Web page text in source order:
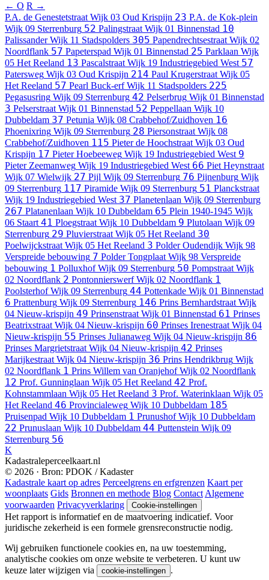
← O R →
P.A. de Genestetstraat Wijk 03 Oud Krispijn 23 P.A. de Kok-plein
Wijk 09 Sterrenburg 52 Palingstraat Wijk 01 Binnenstad 10
Palissander Wijk 11 Stadspolders 305 Papendrechtsestraat Wijk 02
Noordflank 57 Papeterspad Wijk 01 Binnenstad 25 Parklaan Wijk
05 Het Reeland 13 Pascalstraat Wijk 19 Industriegebied West 57
Patersweg Wijk 03 Oud Krispijn 214 Paul Krugerstraat Wijk 05
Het Reeland 57 Pearl Buck-erf Wijk 11 Stadspolders 225
Pegasusring Wijk 09 Sterrenburg 42 Pelserbrug Wijk 01 Binnenstad
3 Pelserstraat Wijk 01 Binnenstad 52 Peppellaan Wijk 10
Dubbeldam 37 Petunia Wijk 08 Crabbehof/Zuidhoven 16
Phoenixring Wijk 09 Sterrenburg 28 Piersonstraat Wijk 08
Crabbehof/Zuidhoven 115 Pieter de Hoochstraat Wijk 03 Oud
Krispijn 17 Pieter Hoebeeweg Wijk 19 Industriegebied West 9
Pieter Zeemanweg Wijk 19 Industriegebied West 66 Piet Heynstraat
Wijk 07 Wielwijk 27 Pijl Wijk 09 Sterrenburg 76 Pijnenburg Wijk
09 Sterrenburg 117 Piramide Wijk 09 Sterrenburg 51 Planckstraat
Wijk 19 Industriegebied West 37 Planetenlaan Wijk 09 Sterrenburg
267 Platanenlaan Wijk 10 Dubbeldam 65 Plein 1940-1945 Wijk
06 Staart 41 Ploegstraat Wijk 10 Dubbeldam 9 Plutolaan Wijk 09
Sterrenburg 29 Pluvierstraat Wijk 05 Het Reeland 30
Poelwijckstraat Wijk 05 Het Reeland 3 Polder Oudendijk Wijk 98
Verspreide bebouwing 7 Polder Tongplaat Wijk 98 Verspreide
bebouwing 1 Polluxhof Wijk 09 Sterrenburg 50 Pompstraat Wijk
02 Noordflank 2 Pontonnierswerf Wijk 02 Noordflank 1
Poolsterhof Wijk 09 Sterrenburg 44 Pottenkade Wijk 01 Binnenstad
6 Prattenburg Wijk 09 Sterrenburg 146 Prins Bernhardstraat Wijk
04 Nieuw-krispijn 49 Prinsenstraat Wijk 01 Binnenstad 61 Prinses
Beatrixstraat Wijk 04 Nieuw-krispijn 60 Prinses Irenestraat Wijk 04
Nieuw-krispijn 55 Prinses Julianaweg Wijk 04 Nieuw-krispijn 86
Prinses Margrietstraat Wijk 04 Nieuw-krispijn 42 Prinses
Marijkestraat Wijk 04 Nieuw-krispijn 36 Prins Hendrikbrug Wijk
02 Noordflank 1 Prins Willem van Oranjehof Wijk 02 Noordflank
12 Prof. Gunninglaan Wijk 05 Het Reeland 42 Prof.
Kohnstammlaan Wijk 05 Het Reeland 3 Prof. Waterinklaan Wijk 05
Het Reeland 46 Provincialeweg Wijk 10 Dubbeldam 185
Pruisenpad Wijk 10 Dubbeldam 1 Prunushof Wijk 10 Dubbeldam
22 Prunuslaan Wijk 10 Dubbeldam 44 Puttenstein Wijk 09
Sterrenburg 56
K
Kadastraleperceelkaart.nl
© 2026 · Bron: PDOK / Kadaster
Kadastrale kaart op adres Perceelgrens en erfgrenzen Kaart per
woonplaats Gids Bronnen en methode Blog ContactAlgemene
voorwaarden Privacyverklaring Cookie-instellingen
Het rapport is informatief en de maatvoering indicatief. Voor
juridische zekerheid is een formele grensreconstructie nodig.
Wij gebruiken functionele cookies en, na uw toestemming,
analytische cookies om onze website te verbeteren. U kunt uw
keuze later wijzigen via
cookie-instellingen .